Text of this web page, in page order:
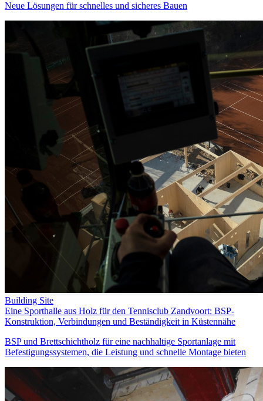
Neue Lösungen für schnelles und sicheres Bauen
Building Site
Eine Sporthalle aus Holz für den Tennisclub Zandvoort: BSP-
Konstruktion, Verbindungen und Beständigkeit in Küstennähe
BSP und Brettschichtholz für eine nachhaltige Sportanlage mit
Befestigungssystemen, die Leistung und schnelle Montage bieten